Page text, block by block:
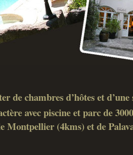
de chambres d’hôtes et d’une
avec piscine et parc de
Montpellier (4kms) et de